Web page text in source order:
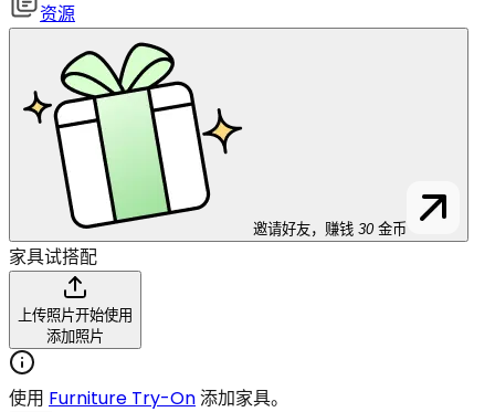
资源
邀请好友，赚钱 30 金币
家具试搭配
上传照片开始使用
添加照片
使用 Furniture Try-On添加家具。